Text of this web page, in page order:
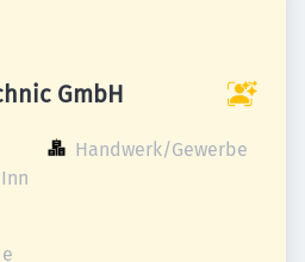
GmbH
Handwerk/Gewerbe